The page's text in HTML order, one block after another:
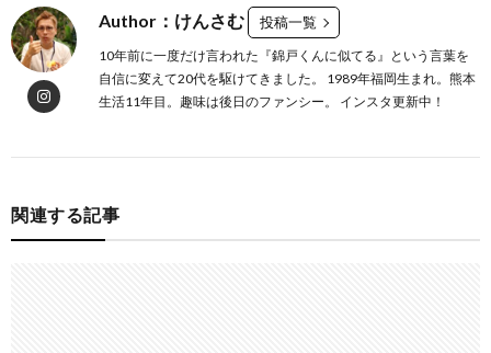
Author：けんさむ 投稿一覧
10年前に一度だけ言われた『錦戸くんに似てる』という言葉を
自信に変えて20代を駆けてきました。 1989年福岡生まれ。熊本
生活11年目。趣味は後日のファンシー。 インスタ更新中！
関連する記事